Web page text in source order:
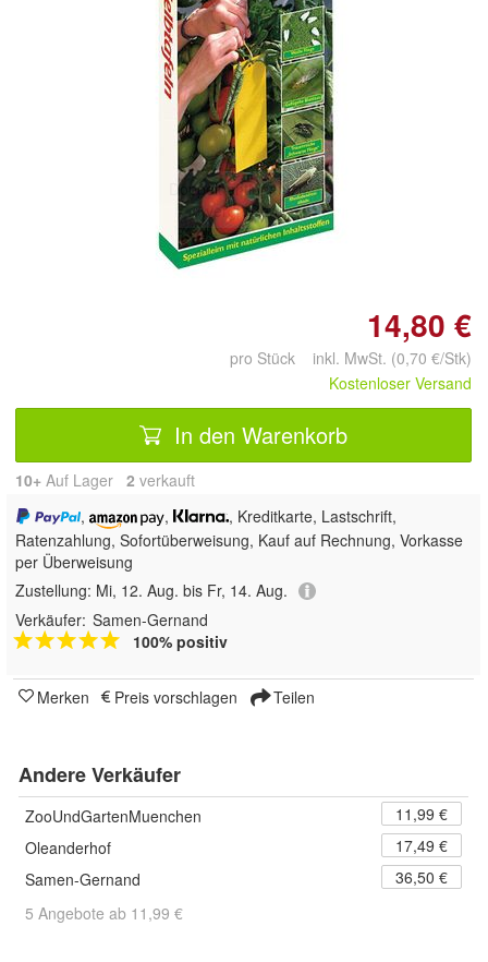
Doppelt antippen zum
vergrößern
14,80 €
pro Stück inkl. MwSt. (0,70 €/Stk)
Kostenloser Versand
In den Warenkorb
10+ Auf Lager 2 verkauft
,
,
, Kreditkarte, Lastschrift,
Ratenzahlung, Sofortüberweisung, Kauf auf Rechnung, Vorkasse
per Überweisung
Zustellung: Mi, 12. Aug. bis Fr, 14. Aug.
Verkäufer: Samen-Gernand
100% positiv
Merken Preis vorschlagen Teilen
Andere Verkäufer
ZooUndGartenMuenchen
11,99 €
Oleanderhof
17,49 €
Samen-Gernand
36,50 €
5 Angebote ab 11,99 €